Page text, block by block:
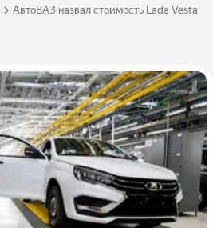
АвтоВАЗ назвал стоимость Lada Vesta с